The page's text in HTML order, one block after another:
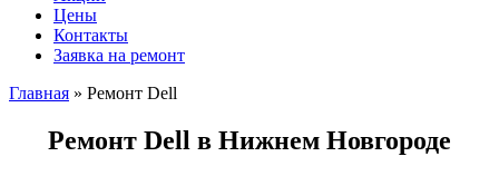
Цены
Контакты
Заявка на ремонт
Главная » Ремонт Dell
Ремонт Dell в Нижнем Новгороде